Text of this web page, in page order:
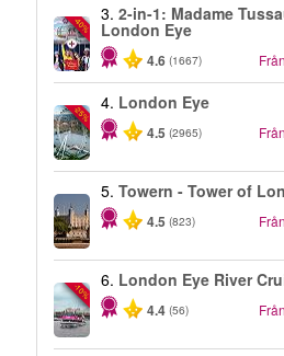
-40%
3. 2-in-1: Madame
London Eye
4.6 (1667)
-25%
4. London Eye
4.5 (2965)
5. Towern - Tower of
4.5 (823)
-10%
6. London Eye River
4.4 (56)